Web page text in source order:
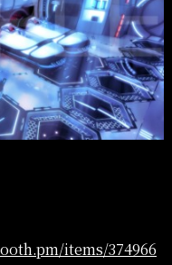
items/374966